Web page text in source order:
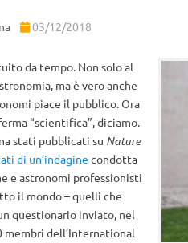
03/12/2018
da tempo. Non solo al
ma è vero anche
piace il pubblico. Ora
“scientifica”, diciamo.
stati pubblicati su Nature
di un’indagine condotta
e astronomi professionisti
il mondo – quelli che
questionario inviato, nel
membri dell’International